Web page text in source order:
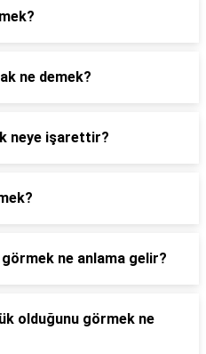
ne demek?
neye işarettir?
görmek ne anlama gelir?
olduğunu görmek ne